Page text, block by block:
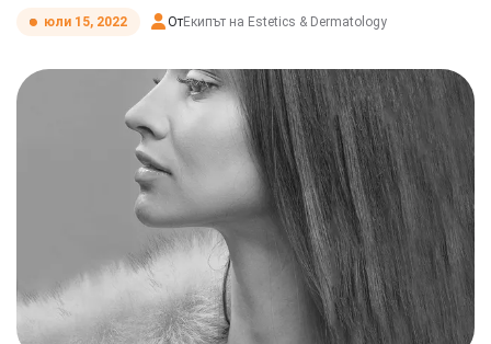
юли 15, 2022 ОтЕкипът на Estetics & Dermatology